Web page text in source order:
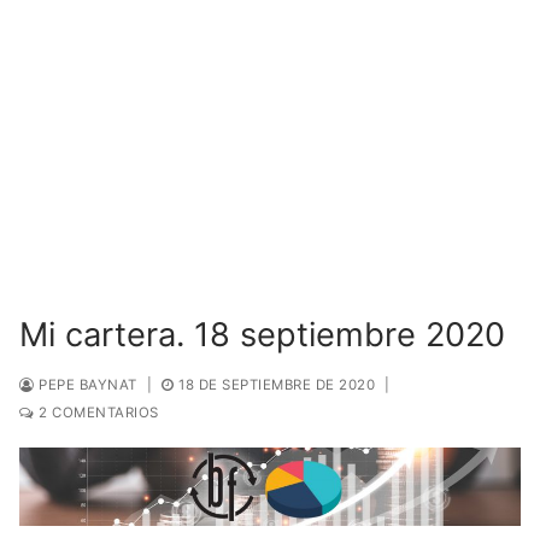
Mi cartera. 18 septiembre 2020
PEPE BAYNAT 18 DE SEPTIEMBRE DE 2020
2 COMENTARIOS